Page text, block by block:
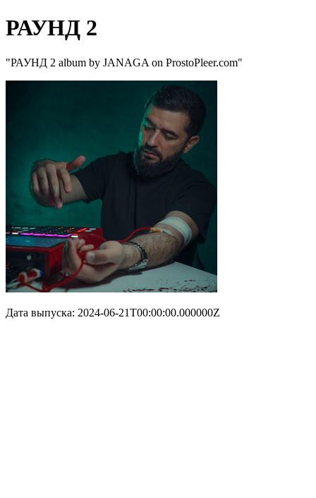
РАУНД 2
"РАУНД 2 album by JANAGA on ProstoPleer.com"
Дата выпуска: 2024-06-21T00:00:00.000000Z